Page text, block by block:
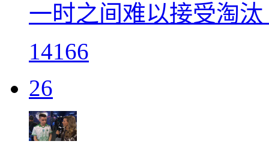
一时之间难以接受淘汰
14166
26